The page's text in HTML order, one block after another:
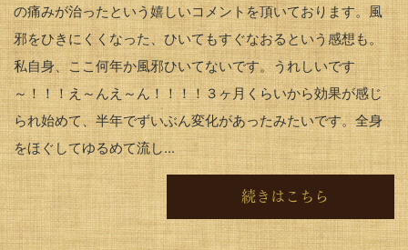
の痛みが治ったという嬉しいコメントを頂いております。風
邪をひきにくくなった、ひいてもすぐなおるという感想も。
私自身、ここ何年か風邪ひいてないです。うれしいです
～！！！え～んえ～ん！！！！３ヶ月くらいから効果が感じ
られ始めて、半年でずいぶん変化があったみたいです。全身
をほぐしてゆるめて流し...
続きはこちら